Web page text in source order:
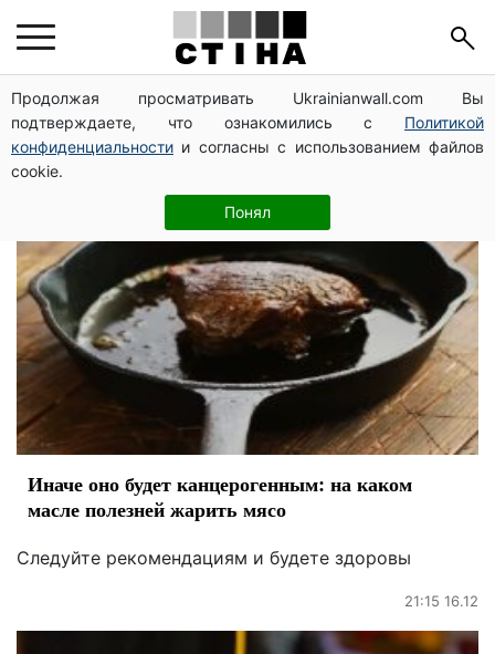
Продолжая просматривать Ukrainianwall.com Вы
подтверждаете, что ознакомились с Политикой
конфиденциальности и согласны с использованием файлов
cookie.
Понял
мясо
Иначе оно будет канцерогенным: на каком
масле полезней жарить мясо
Следуйте рекомендациям и будете здоровы
21:15 16.12